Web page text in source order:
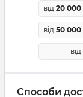
від 20 000
від 50 000
від
Способи